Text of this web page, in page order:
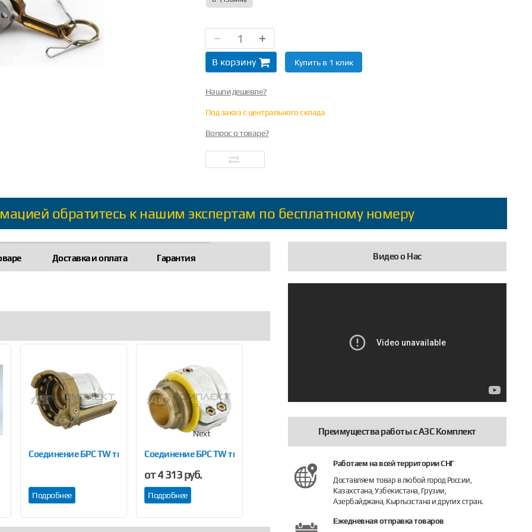
В корзину Купить в 1 клик
Нашли дешевле?
Под заказ с центрального склада
Вопрос о товаре?
обратитесь к нашим экспертам по бесплатному номеру
Доставка и оплата Гарантия
Соединение БРС TW тип MKS
Подробнее
Соединение БРС TW тип VKС
от 4 313 руб.
Подробнее Подробнее
Next
Видео о Нас
Преимущества работы с АЗС Комплект
Работаем на всей территории СНГ
Доставляем товар в любой город России,
Казахстана, Узбекистана, Грузии,
Азербайджана, Кыргызстана и других стран.
Ежедневная отправка товаров